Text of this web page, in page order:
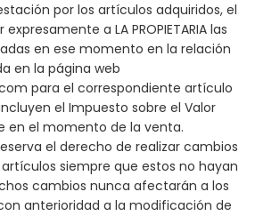
por los artículos adquiridos, el
a LA PROPIETARIA las
en ese momento en la relación
en la página web
para el correspondiente artículo
el Impuesto sobre el Valor
en el momento de la venta.
reserva el derecho de realizar cambios
siempre que estos no hayan
cambios nunca afectarán a los
anterioridad a la modificación de